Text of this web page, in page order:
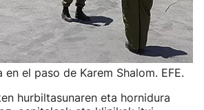
en el paso de Karem Shalom. EFE.
hurbiltasunaren eta hornidura